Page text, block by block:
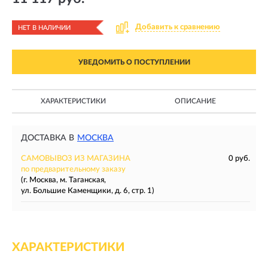
НЕТ В НАЛИЧИИ Добавить к сравнению
УВЕДОМИТЬ О ПОСТУПЛЕНИИ
ХАРАКТЕРИСТИКИ ОПИСАНИЕ
ДОСТАВКА В МОСКВА
САМОВЫВОЗ ИЗ МАГАЗИНА
0 руб.
по предварительному заказу
(г. Москва, м. Таганская,
ул. Большие Каменщики, д. 6, стр. 1)
ХАРАКТЕРИСТИКИ